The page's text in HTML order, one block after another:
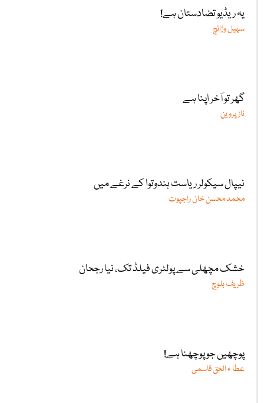
یہ ریڈیو تضادستان ہے!
سہیل وڑائچ
گھر تو آخر اپنا ہے
ناز پروین
نیپال سیکولر ریاست ہندوتوا کے نرغے میں
محمد محسن خان راجپوت
خشک مچھلی سے پولٹری فیلڈ تک، نیا رجحان
ظریف بلوچ
پوچھیں جو پوچھنا ہے!
عطا ء الحق قاسمی